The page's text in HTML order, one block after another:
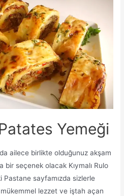
Yemeği
da ailece birlikte olduğunuz akşam
bir seçenek olacak Kıymalı Rulo
Pastane sayfamızda sizlerle
mükemmel lezzet ve iştah açan